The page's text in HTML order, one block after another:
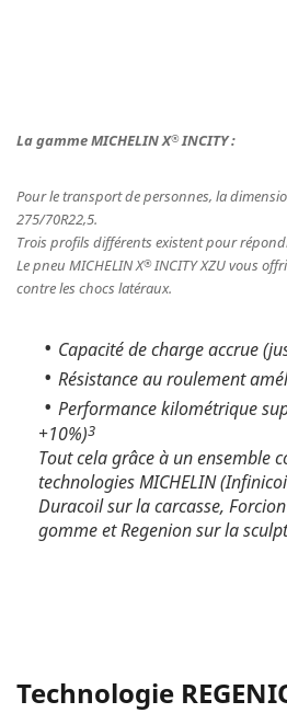
La gamme MICHELIN X®INCITY :
Pour le transport de personnes, la
275/70R22,5.
Trois profils différents existent pour
Le pneu MICHELIN X®INCITY XZU vous
contre les chocs latéraux.
Capacité de charge accrue
Résistance au roulement
Performance kilométrique
+10%)3
Tout cela grâce à un ensemble
technologies MICHELIN
Duracoil sur la carcasse,
gomme et Regenion sur la
Technologie